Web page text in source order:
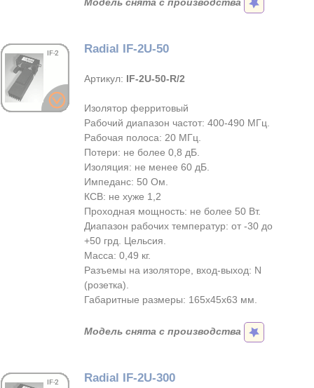
Модель снята с производства
Radial IF-2U-50
Артикул: IF-2U-50-R/2
Изолятор ферритовый
Рабочий диапазон частот: 400-490 МГц.
Рабочая полоса: 20 МГц.
Потери: не более 0,8 дБ.
Изоляция: не менее 60 дБ.
Импеданс: 50 Ом.
КСВ: не хуже 1,2
Проходная мощность: не более 50 Вт.
Диапазон рабочих температур: от -30 до
+50 грд. Цельсия.
Масса: 0,49 кг.
Разъемы на изоляторе, вход-выход: N
(розетка).
Габаритные размеры: 165х45х63 мм.
Модель снята с производства
Radial IF-2U-300